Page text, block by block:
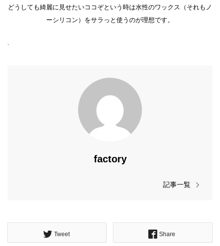
どうしても綺麗に見せたいココぞという時は水性のワックス（それもノ
ーシリコン）をサラっと使うのが理想です。
.
factory
記事一覧
Tweet Share